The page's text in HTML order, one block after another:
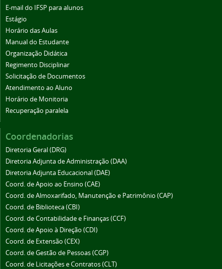
E-mail do IFSP para alunos
Estágio
Horário das Aulas
Manual do Estudante
Organização Didática
Regimento Disciplinar
Solicitação de Documentos
Atendimento ao Aluno
Horário de Monitoria
Recuperação paralela
Coordenadorias
Diretoria Geral (DRG)
Diretoria Adjunta de Administração (DAA)
Diretoria Adjunta Educacional (DAE)
Coord. de Apoio ao Ensino (CAE)
Coord. de Almoxarifado, Manutenção e Patrimônio (CAP)
Coord. de Biblioteca (CBI)
Coord. de Contabilidade e Finanças (CCF)
Coord. de Apoio à Direção (CDI)
Coord. de Extensão (CEX)
Coord. de Gestão de Pessoas (CGP)
Coord. de Licitações e Contratos (CLT)